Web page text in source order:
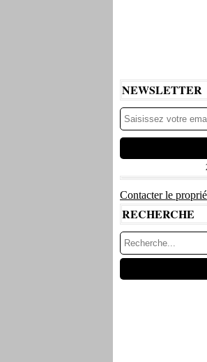
NEWSLETTER
Contacter le
RECHERCHE